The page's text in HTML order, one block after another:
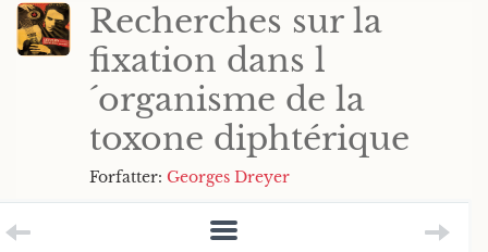
Recherches sur la
fixation dans l
´organisme de la
toxone diphtérique
Forfatter: Georges Dreyer